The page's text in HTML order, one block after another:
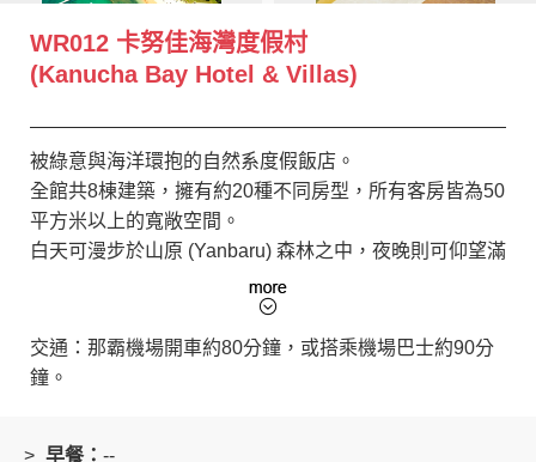
WR012 卡努佳海灣度假村
(Kanucha Bay Hotel & Villas)
被綠意與海洋環抱的自然系度假飯店。
全館共8棟建築，擁有約20種不同房型，所有客房皆為50
平方米以上的寬敞空間。
白天可漫步於山原 (Yanbaru) 森林之中，夜晚則可仰望滿
天星斗，享受悠閒寧靜的時光。
交通：那霸機場開車約80分鐘，或搭乘機場巴士約90分
鐘。
早餐： --